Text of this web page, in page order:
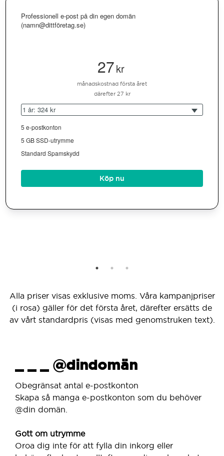
Professionell e-post på din egen domän
(namn@dittföretag.se)
27kr
månadskostnad första året
därefter 27 kr
1 år: 324 kr
5 e-postkonton
5 GB SSD-utrymme
Standard Spamskydd
Köp nu
Alla priser visas exklusive moms. Våra kampanjpriser
(i rosa) gäller för det första året, därefter ersätts de
av vårt standardpris (visas med genomstruken text).
_ _ _ @dindomän
Obegränsat antal e-postkonton
Skapa så manga e-postkonton som du behöver
@din domän.
Gott om utrymme
Oroa dig inte för att fylla din inkorg eller